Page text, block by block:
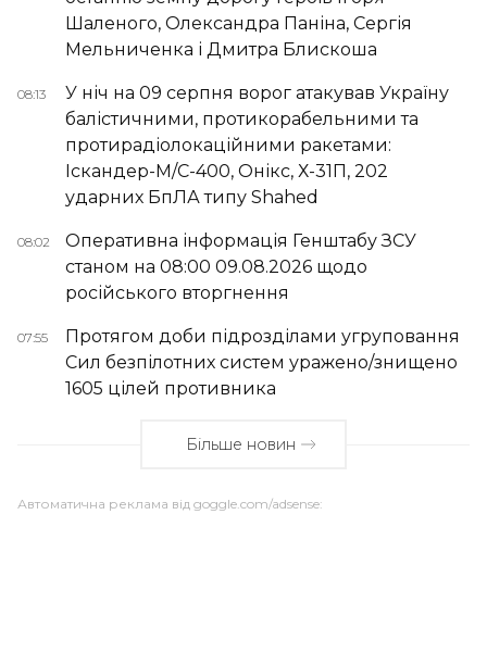
Шаленого, Олександра Паніна, Сергія
Мельниченка і Дмитра Блискоша
08:13
У ніч на 09 серпня ворог атакував Україну
балістичними, протикорабельними та
протирадіолокаційними ракетами:
Іскандер-М/С-400, Онікс, Х-31П, 202
ударних БпЛА типу Shahed
08:02
Оперативна інформація Генштабу ЗСУ
станом на 08:00 09.08.2026 щодо
російського вторгнення
07:55
Протягом доби підрозділами угруповання
Сил безпілотних систем уражено/знищено
1605 цілей противника
Більше новин
Автоматична реклама від goggle.com/adsense: